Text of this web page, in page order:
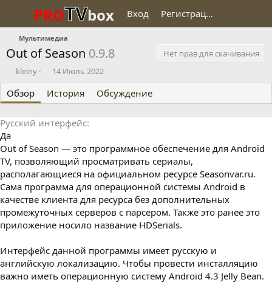
PROTVbox Вход Регистрация
Мультимедиа
Out of Season 0.9.8
Нет прав для скачивания
О
у
б
л
и
о
в
л
kleiny
Д
т
а
с
о
д
а
и
я
14 Июль 2022
Обзор История Обсуждение
Русский интерфейс
Да
Out of Season — это программное обеспечение для Android
TV, позволяющий просматривать сериалы,
располагающиеся на официальном ресурсе Seasonvar.ru.
Сама программа для операционной системы Android в
качестве клиента для ресурса без дополнительных
промежуточных серверов с парсером. Также это ранее это
приложение носило название HDSerials.
Интерфейс данной программы имеет русскую и
английскую локализацию. Чтобы провести инсталляцию
важно иметь операционную систему Android 4.3 Jelly Bean.